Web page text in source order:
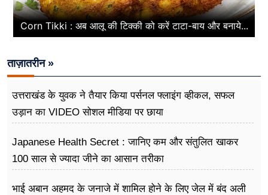
Corn Tikki : अब आलू की टिक्की को करें टाटा-बाय और बनाये...
ताज़ातरीन »
उत्तराखंड के युवक ने तैयार किया पर्सनल फ्लाइंग व्हीकल, सफल
उड़ान का VIDEO सोशल मीडिया पर छाया
Japanese Health Secret : जानिए कम और संतुलित खाकर
100 साल से ज्यादा जीने का आसान तरीका
भाई अबान अहमद के जनाजे में शामिल होने के लिए जेल में बंद अली